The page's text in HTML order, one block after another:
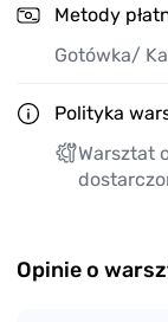
Metody
Gotówka/
Polityka
Warsztat
Opinie o